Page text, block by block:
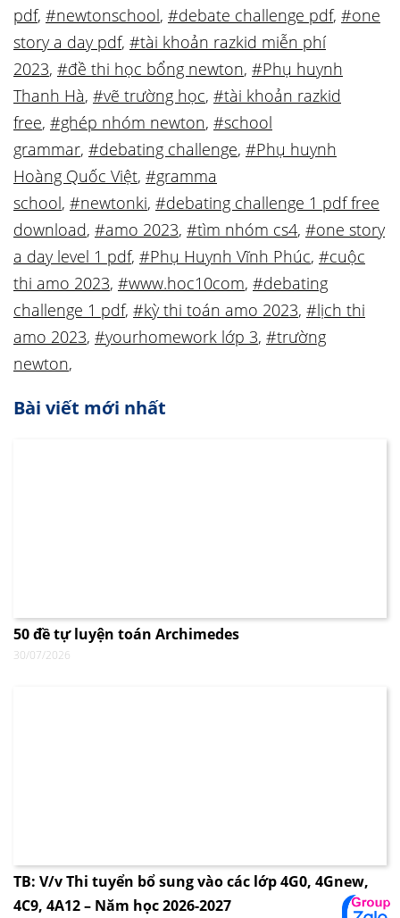
pdf, #newtonschool, #debate challenge pdf, #one
story a day pdf, #tài khoản razkid miễn phí
2023, #đề thi học bổng newton, #Phụ huynh
Thanh Hà, #vẽ trường học, #tài khoản razkid
free, #ghép nhóm newton, #school
grammar, #debating challenge, #Phụ huynh
Hoàng Quốc Việt, #gramma
school, #newtonki, #debating challenge 1 pdf free
download, #amo 2023, #tìm nhóm cs4, #one story
a day level 1 pdf, #Phụ Huynh Vĩnh Phúc, #cuộc
thi amo 2023, #www.hoc10com, #debating
challenge 1 pdf, #kỳ thi toán amo 2023, #lịch thi
amo 2023, #yourhomework lớp 3, #trường
newton,
Bài viết mới nhất
50 đề tự luyện toán Archimedes
30/07/2026
TB: V/v Thi tuyển bổ sung vào các lớp 4G0, 4Gnew,
4C9, 4A12 – Năm học 2026-2027